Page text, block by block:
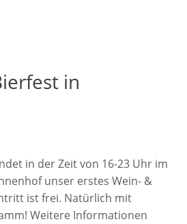
in
in der Zeit von 16-23 Uhr im
unser erstes Wein- &
ist frei. Natürlich mit
Weitere Informationen